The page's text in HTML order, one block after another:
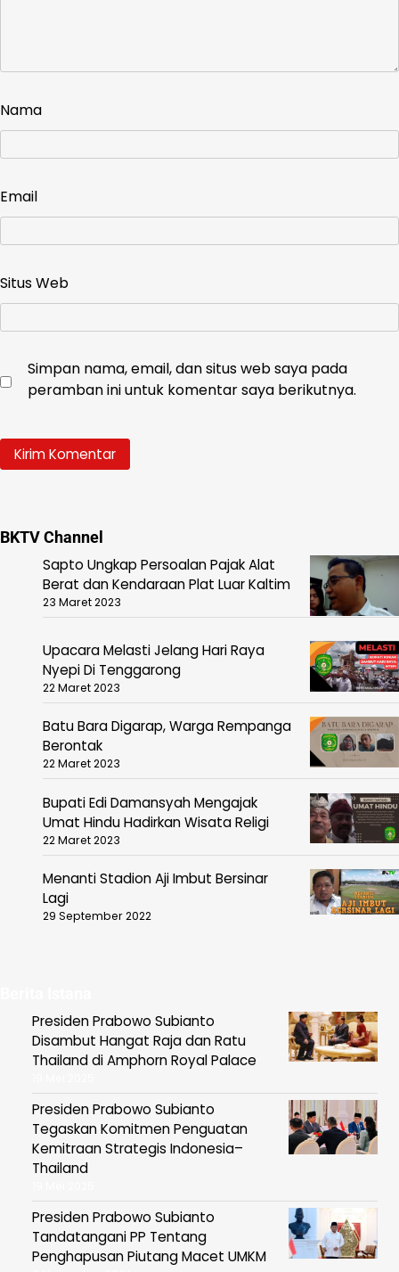
Nama
Email
Situs Web
Simpan nama, email, dan situs web saya pada
peramban ini untuk komentar saya berikutnya.
BKTV Channel
Sapto Ungkap Persoalan Pajak Alat
Berat dan Kendaraan Plat Luar Kaltim
23 Maret 2023
Upacara Melasti Jelang Hari Raya
Nyepi Di Tenggarong
22 Maret 2023
Batu Bara Digarap, Warga Rempanga
Berontak
22 Maret 2023
Bupati Edi Damansyah Mengajak
Umat Hindu Hadirkan Wisata Religi
22 Maret 2023
Menanti Stadion Aji Imbut Bersinar
Lagi
29 September 2022
Presiden Prabowo Subianto
Disambut Hangat Raja dan Ratu
Thailand di Amphorn Royal Palace
Presiden Prabowo Subianto
Tegaskan Komitmen Penguatan
Kemitraan Strategis Indonesia–
Thailand
Presiden Prabowo Subianto
Tandatangani PP Tentang
Penghapusan Piutang Macet UMKM